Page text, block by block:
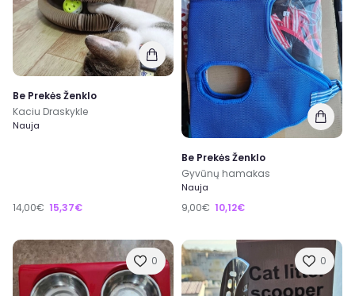
Be Prekės Ženklo
Kaciu Draskykle
Nauja
14,00€ 15,37€
Be Prekės Ženklo
Gyvūnų hamakas
Nauja
9,00€ 10,12€
0 0